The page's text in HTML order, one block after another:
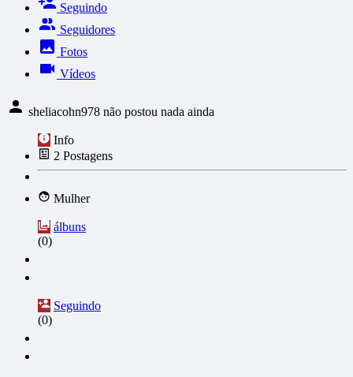
Seguindo
Seguidores
Fotos
Vídeos
sheliacohn978 não postou nada ainda
Info
2 Postagens
Mulher
álbuns
(0)
Seguindo
(0)